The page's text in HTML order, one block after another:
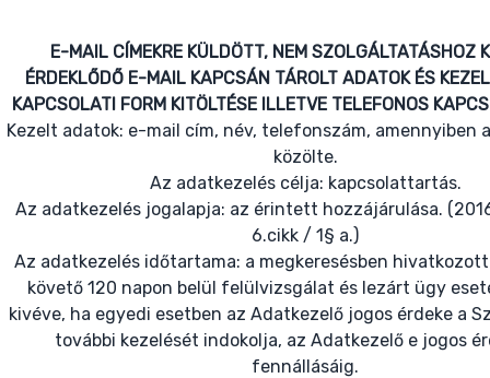
E-MAIL CÍMEKRE KÜLDÖTT, NEM SZOLGÁLTATÁSHOZ
ÉRDEKLŐDŐ E-MAIL KAPCSÁN TÁROLT ADATOK ÉS
KAPCSOLATI FORM KITÖLTÉSE ILLETVE TELEFONOS
Kezelt adatok: e-mail cím, név, telefonszám, amennyiben
közölte.
Az adatkezelés célja: kapcsolattartás.
Az adatkezelés jogalapja: az érintett hozzájárulása.
6.cikk / 1§ a.)
Az adatkezelés időtartama: a megkeresésben
követő 120 napon belül felülvizsgálat és lezárt ügy
kivéve, ha egyedi esetben az Adatkezelő jogos érdeke a
további kezelését indokolja, az Adatkezelő e jogos
fennállásáig.